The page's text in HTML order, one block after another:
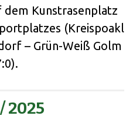
dem Kunstrasenplatz
(Kreispoakl
– Grün-Weiß Golm
2025